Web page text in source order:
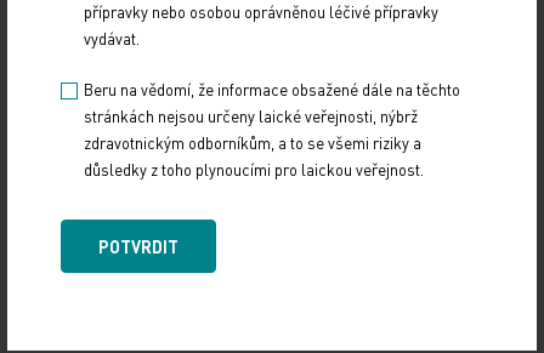
Z REGIONŮ
Sdílejte článek
přípravky nebo osobou oprávněnou léčivé přípravky
vydávat.
Beru na vědomí, že informace obsažené dále na těchto
stránkách nejsou určeny laické veřejnosti, nýbrž
zdravotnickým odborníkům, a to se všemi riziky a
důsledky z toho plynoucími pro laickou veřejnost.
POTVRDIT